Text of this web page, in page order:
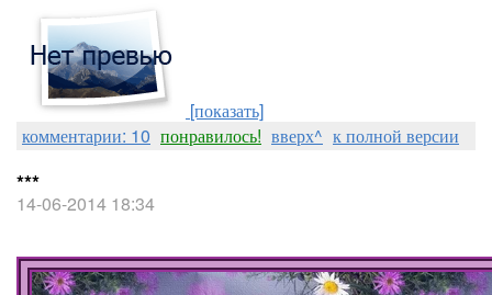
[показать]
комментарии: 10 понравилось! вверх^ к полной версии
***
14-06-2014 18:34